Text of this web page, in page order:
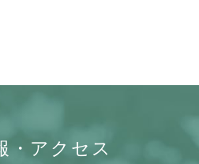
・アクセス